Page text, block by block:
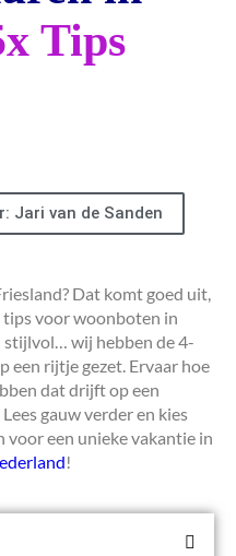
Tips
Jari van de Sanden
Dat komt goed uit,
voor woonboten in
stijlvol… wij hebben de 4-
een rijtje gezet. Ervaar hoe
dat drijft op een
gauw verder en kies
voor een unieke vakantie in
!